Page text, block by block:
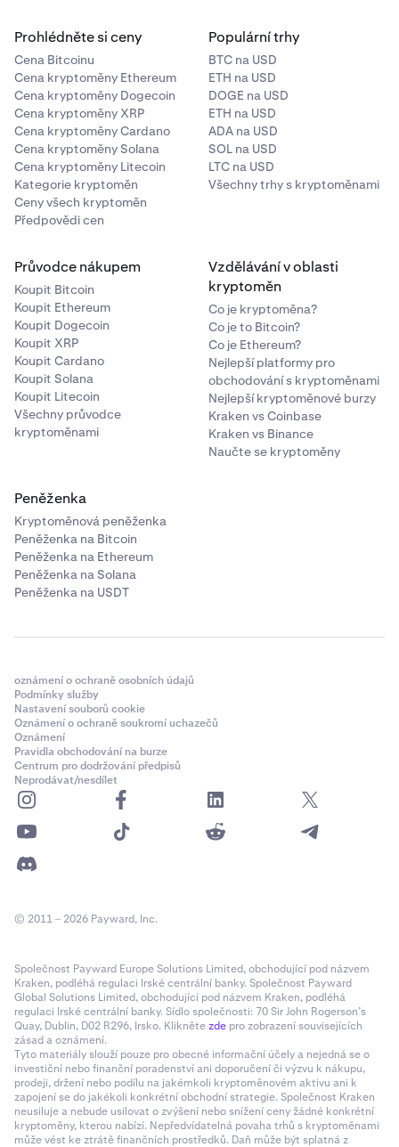
Prohlédněte si ceny
Cena Bitcoinu
Cena kryptoměny Ethereum
Cena kryptoměny Dogecoin
Cena kryptoměny XRP
Cena kryptoměny Cardano
Cena kryptoměny Solana
Cena kryptoměny Litecoin
Kategorie kryptoměn
Ceny všech kryptoměn
Předpovědi cen
Populární trhy
BTC na USD
ETH na USD
DOGE na USD
ETH na USD
ADA na USD
SOL na USD
LTC na USD
Všechny trhy s kryptoměnami
Průvodce nákupem
Koupit Bitcoin
Koupit Ethereum
Koupit Dogecoin
Koupit XRP
Koupit Cardano
Koupit Solana
Koupit Litecoin
Všechny průvodce
kryptoměnami
Vzdělávání v oblasti
kryptoměn
Co je kryptoměna?
Co je to Bitcoin?
Co je Ethereum?
Nejlepší platformy pro
obchodování s kryptoměnami
Nejlepší kryptoměnové burzy
Kraken vs Coinbase
Kraken vs Binance
Naučte se kryptoměny
Peněženka
Kryptoměnová peněženka
Peněženka na Bitcoin
Peněženka na Ethereum
Peněženka na Solana
Peněženka na USDT
oznámení o ochraně osobních údajů
Podmínky služby
Nastavení souborů cookie
Oznámení o ochraně soukromí uchazečů
Oznámení
Pravidla obchodování na burze
Centrum pro dodržování předpisů
Neprodávat/nesdílet
© 2011 – 2026 Payward, Inc.
Společnost Payward Europe Solutions Limited, obchodující pod názvem
Kraken, podléhá regulaci Irské centrální banky. Společnost Payward
Global Solutions Limited, obchodující pod názvem Kraken, podléhá
regulaci Irské centrální banky. Sídlo společnosti: 70 Sir John Rogerson’s
Quay, Dublin, D02 R296, Irsko. Kliknětezde pro zobrazení souvisejících
zásad a oznámení.
Tyto materiály slouží pouze pro obecné informační účely a nejedná se o
investiční nebo finanční poradenství ani doporučení či výzvu k nákupu,
prodeji, držení nebo podílu na jakémkoli kryptoměnovém aktivu ani k
zapojení se do jakékoli konkrétní obchodní strategie. Společnost Kraken
neusiluje a nebude usilovat o zvýšení nebo snížení ceny žádné konkrétní
kryptoměny, kterou nabízí. Nepředvídatelná povaha trhů s kryptoměnami
může vést ke ztrátě finančních prostředků. Daň může být splatná z